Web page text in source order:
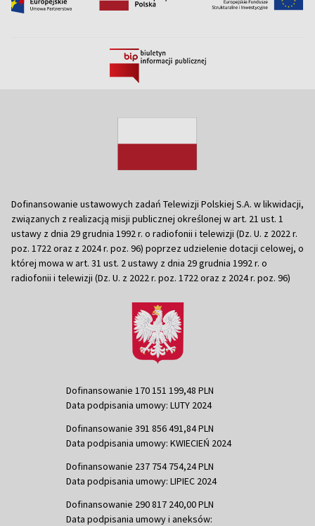
Dofinansowanie ustawowych zadań Telewizji Polskiej S.A. w likwidacji,
związanych z realizacją misji publicznej określonej w art. 21 ust. 1
ustawy z dnia 29 grudnia 1992 r. o radiofonii i telewizji (Dz. U. z 2022 r.
poz. 1722 oraz z 2024 r. poz. 96) poprzez udzielenie dotacji celowej, o
której mowa w art. 31 ust. 2 ustawy z dnia 29 grudnia 1992 r. o
radiofonii i telewizji (Dz. U. z 2022 r. poz. 1722 oraz z 2024 r. poz. 96)
Dofinansowanie 170 151 199,48 PLN
Data podpisania umowy: LUTY 2024
Dofinansowanie 391 856 491,84 PLN
Data podpisania umowy: KWIECIEŃ 2024
Dofinansowanie 237 754 754,24 PLN
Data podpisania umowy: LIPIEC 2024
Dofinansowanie 290 817 240,00 PLN
Data podpisania umowy i aneksów: